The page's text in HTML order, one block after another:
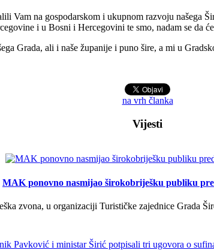
Vam na gospodarskom i ukupnom razvoju našega
i u Bosni i Hercegovini te smo, nadam se da
Grada, ali i naše županije i puno šire, a mi u
na vrh članka
Vijesti
MAK ponovno nasmijao širokobriješku publiku
zvona, u organizaciji Turističke zajednice Grada